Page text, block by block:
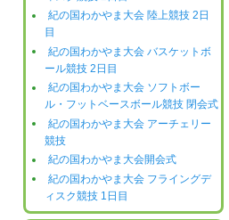
紀の国わかやま大会 陸上競技 2日
目
紀の国わかやま大会 バスケットボ
ール競技 2日目
紀の国わかやま大会 ソフトボー
ル・フットベースボール競技 閉会式
紀の国わかやま大会 アーチェリー
競技
紀の国わかやま大会開会式
紀の国わかやま大会 フライングデ
ィスク競技 1日目